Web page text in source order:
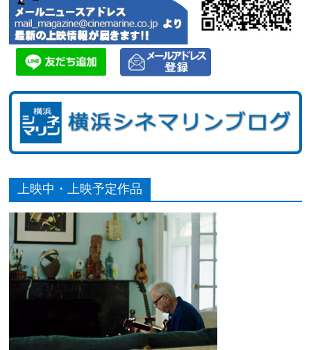
上映中・上映予定作品